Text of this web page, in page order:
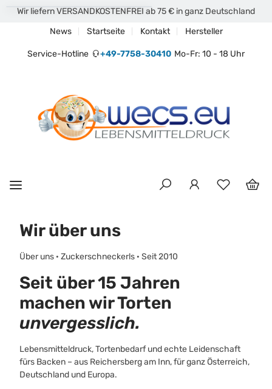
Wir liefern VERSANDKOSTENFREI ab 75 € in ganz Deutschland
News
Startseite Kontakt Hersteller
Service-Hotline +49-7758-30410 Mo-Fr: 10 - 18 Uhr
Wir über uns
Über uns · Zuckerschneckerls · Seit 2010
Seit über 15 Jahren
machen wir Torten
unvergesslich.
Lebensmitteldruck, Tortenbedarf und echte Leidenschaft
fürs Backen – aus Reichersberg am Inn, für ganz Österreich,
Deutschland und Europa.